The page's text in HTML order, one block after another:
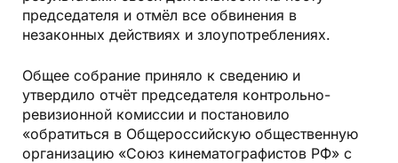
председателя и отмёл все обвинения в
незаконных действиях и злоупотреблениях.
Общее собрание приняло к сведению и
утвердило отчёт председателя контрольно-
ревизионной комиссии и постановило
«обратиться в Общероссийскую общественную
организацию «Союз кинематографистов РФ» с